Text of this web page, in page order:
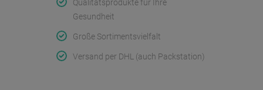
Qualitätsprodukte für Ihre
Gesundheit
Große Sortimentsvielfalt
Versand per DHL (auch Packstation)